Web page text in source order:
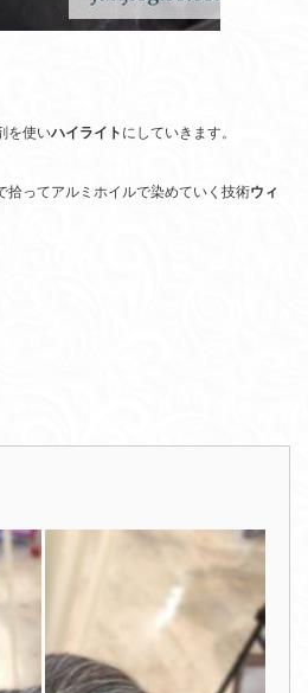
を使いハイライトにしていきます。
拾ってアルミホイルで染めていく技術ウィ